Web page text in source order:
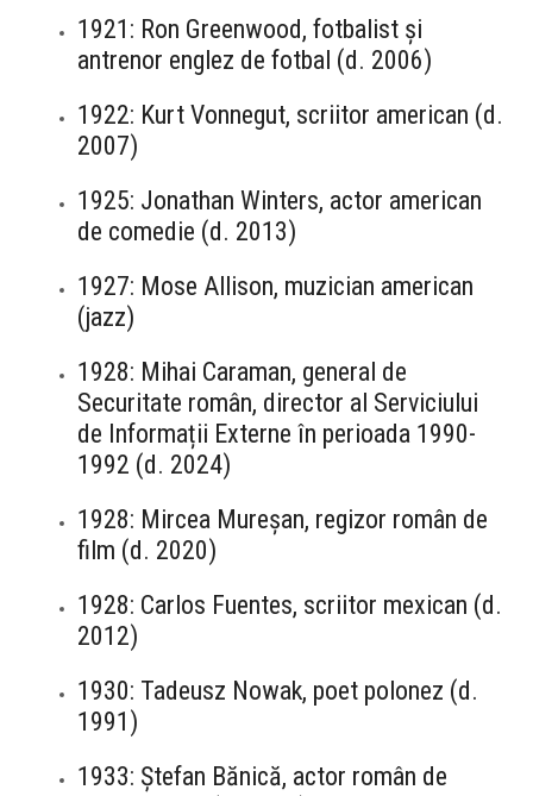
1921: Ron Greenwood, fotbalist și
antrenor englez de fotbal (d. 2006)
1922: Kurt Vonnegut, scriitor american (d.
2007)
1925: Jonathan Winters, actor american
de comedie (d. 2013)
1927: Mose Allison, muzician american
(jazz)
1928: Mihai Caraman, general de
Securitate român, director al Serviciului
de Informații Externe în perioada 1990-
1992 (d. 2024)
1928: Mircea Mureșan, regizor român de
film (d. 2020)
1928: Carlos Fuentes, scriitor mexican (d.
2012)
1930: Tadeusz Nowak, poet polonez (d.
1991)
1933: Ștefan Bănică, actor român de